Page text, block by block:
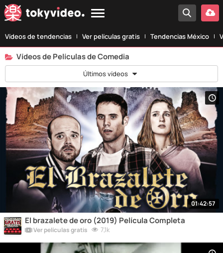
Vídeos de tendencias Ver películas gratis Tendencias México
Vídeos de Películas de Comedia
Últimos vídeos
01:42:57
El brazalete de oro (2019) Película Completa
Ver películas gratis 7,1k